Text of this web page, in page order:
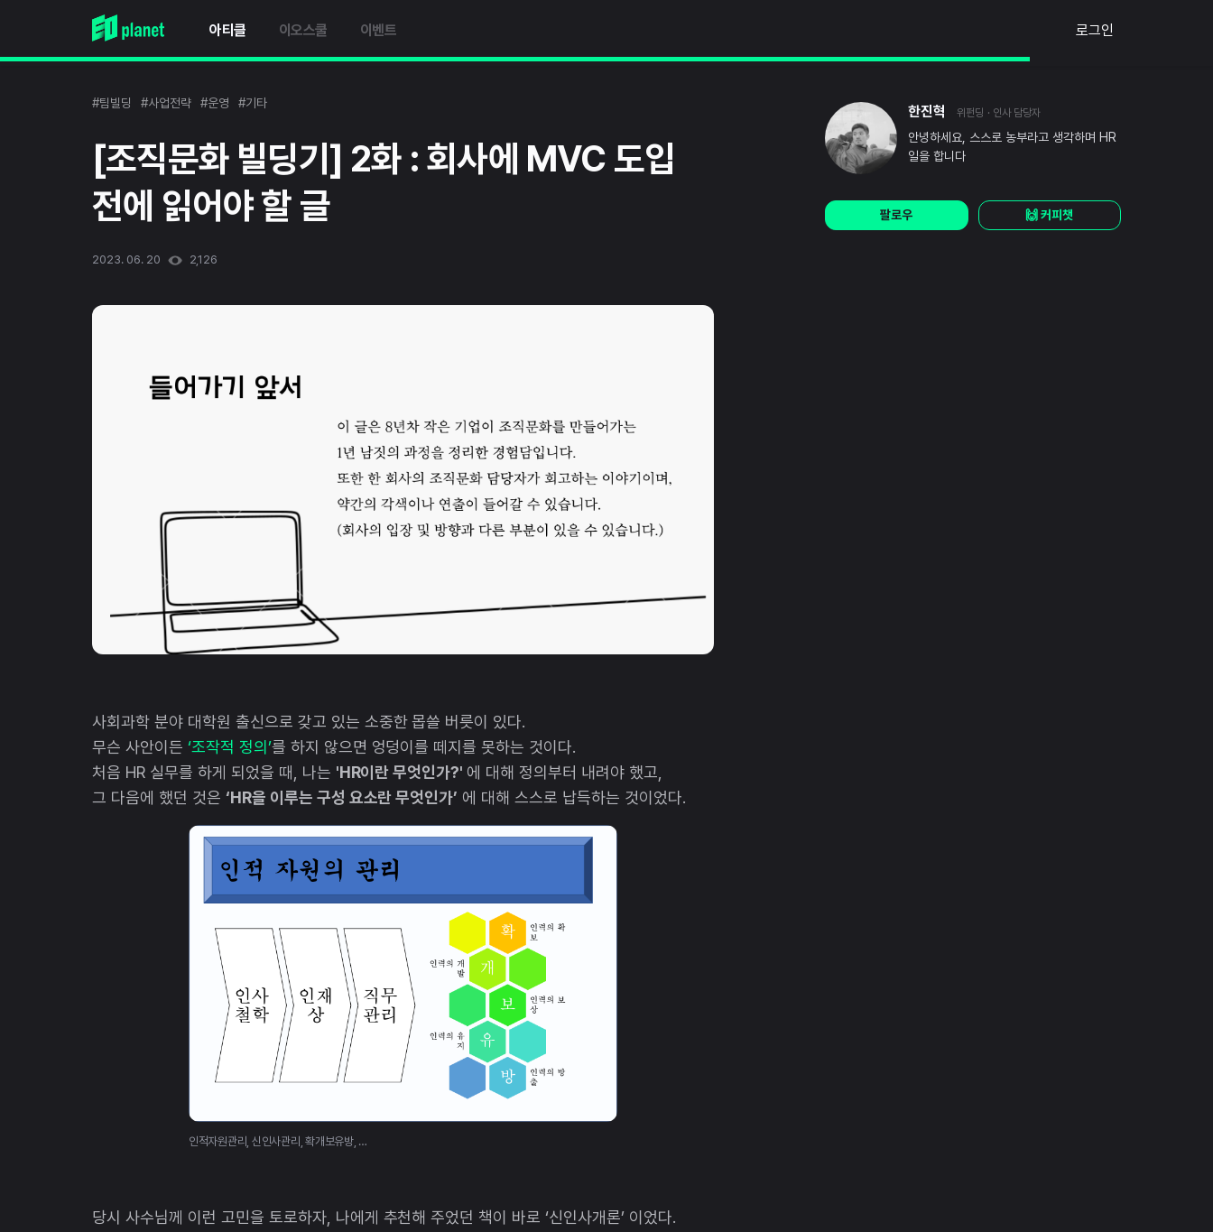
아티클 이오스쿨 이벤트 로그인
#팀빌딩 #사업전략 #운영 #기타
[조직문화 빌딩기] 2화 : 회사에 MVC 도입
전에 읽어야 할 글
2023. 06. 20 2,126
사회과학 분야 대학원 출신으로 갖고 있는 소중한 몹쓸 버릇이 있다.
무슨 사안이든 ‘조작적 정의’를 하지 않으면 엉덩이를 떼지를 못하는 것이다.
처음 HR 실무를 하게 되었을 때, 나는 'HR이란 무엇인가?' 에 대해 정의부터 내려야 했고,
그 다음에 했던 것은 ‘HR을 이루는 구성 요소란 무엇인가’ 에 대해 스스로 납득하는 것이었다.
인적자원관리, 신인사관리, 확개보유방, …
당시 사수님께 이런 고민을 토로하자, 나에게 추천해 주었던 책이 바로 ‘신인사개론’ 이었다.
한진혁 위펀딩 · 인사 담당자
안녕하세요, 스스로 농부라고 생각하며 HR
일을 합니다
팔로우 🙌 커피챗